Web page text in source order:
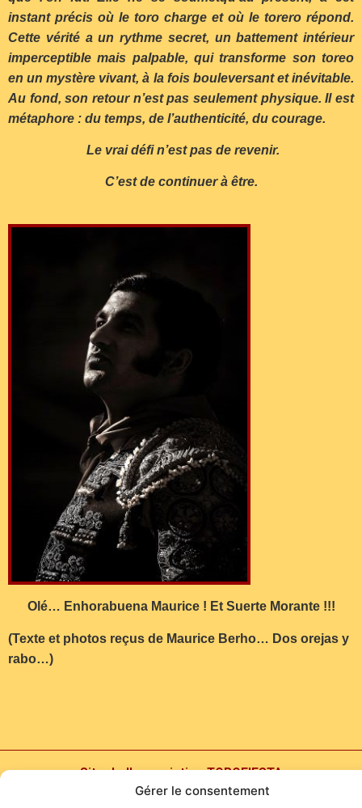
Gérer le consentement
instant précis où le toro charge et où le torero répond.
Cette vérité a un rythme secret, un battement intérieur
imperceptible mais palpable, qui transforme son toreo
en un mystère vivant, à la fois bouleversant et inévitable.
Au fond, son retour n’est pas seulement physique. Il est
métaphore : du temps, de l’authenticité, du courage.
Le vrai défi n’est pas de revenir.
C’est de continuer à être.
Olé… Enhorabuena Maurice ! Et Suerte Morante !!!
(Texte et photos reçus de Maurice Berho… Dos orejas y
rabo…)
Site de l'association TOROFIESTA